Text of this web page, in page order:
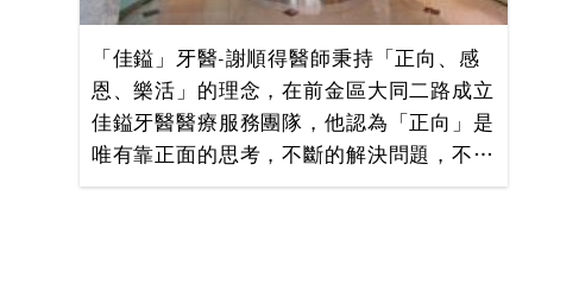
「佳鎰」牙醫-謝順得醫師秉持「正向、感
恩、樂活」的理念，在前金區大同二路成立
佳鎰牙醫醫療服務團隊，他認為「正向」是
唯有靠正面的思考，不斷的解決問題，不斷
的激勵團隊，才能持續提升;「感恩」意旨